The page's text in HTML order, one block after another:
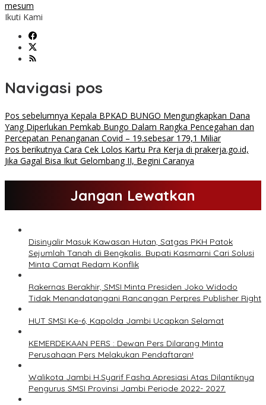
mesum
Ikuti Kami
Navigasi pos
Pos sebelumnya Kepala BPKAD BUNGO Mengungkapkan Dana
Yang Diperlukan Pemkab Bungo Dalam Rangka Pencegahan dan
Percepatan Penanganan Covid – 19.sebesar 179,1 Miliar
Pos berikutnya Cara Cek Lolos Kartu Pra Kerja di prakerja.go.id,
Jika Gagal Bisa Ikut Gelombang II, Begini Caranya
Jangan Lewatkan
Disinyalir Masuk Kawasan Hutan, Satgas PKH Patok
Sejumlah Tanah di Bengkalis. Bupati Kasmarni Cari Solusi
Minta Camat Redam Konflik
Rakernas Berakhir, SMSI Minta Presiden Joko Widodo
Tidak Menandatangani Rancangan Perpres Publisher Right
HUT SMSI Ke-6, Kapolda Jambi Ucapkan Selamat
KEMERDEKAAN PERS : Dewan Pers Dilarang Minta
Perusahaan Pers Melakukan Pendaftaran!
Walikota Jambi H.Syarif Fasha Apresiasi Atas Dilantiknya
Pengurus SMSI Provinsi Jambi Periode 2022- 2027.